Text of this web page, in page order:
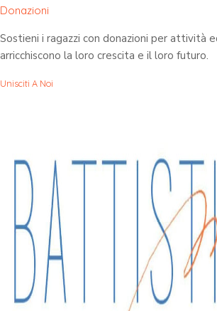
Donazioni
Sostieni i ragazzi con donazioni per attività
arricchiscono la loro crescita e il loro futuro.
Unisciti A Noi